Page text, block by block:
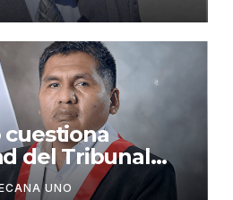
cuestiona
del Tribunal
tras liberación
UNO